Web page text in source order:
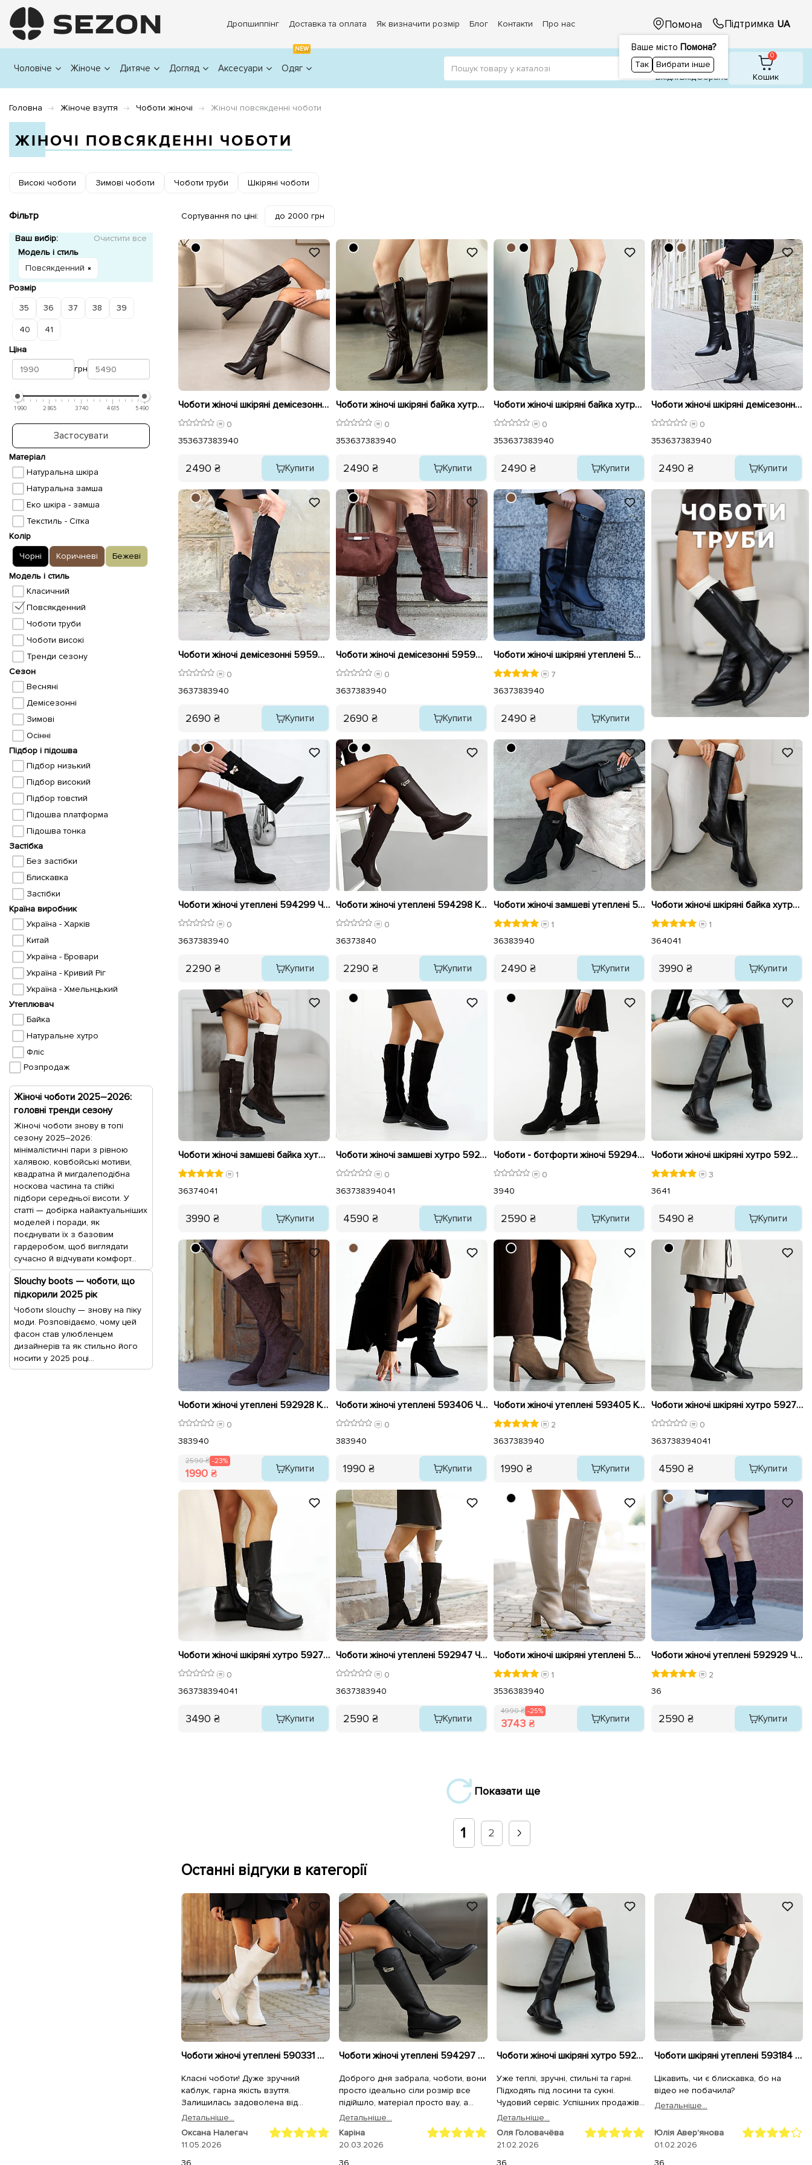
Дропшиппінг Доставка та оплата Як визначити розмір Блог Контакти Про нас Помона
Ваше місто Помона?
Так Вибрати інше
Підтримка UA
Чоловіче Жіноче Дитяче Догляд Аксесуари
NEW
Одяг
1
ВхідніВхiдОбране
0
Кошик
Головна Жіноче взуття Чоботи жіночі Жіночі повсякденні чоботи
ЖІНОЧІ ПОВСЯКДЕННІ ЧОБОТИ
Високі чоботи Зимові чоботи Чоботи труби Шкіряні чоботи
Фільтр
Ваш вибір:
Очистити все
Модель і стиль
Повсякденний
Розмір
35
36 37 38 39
40
41
Ціна
грн
1 990 2 865 3 740 4 615 5 490
Застосувати
Матеріал
Натуральна шкіра
Натуральна замша
Еко шкіра - замша
Текстиль - Сітка
Колір
Чорні
Коричневі
Бежеві
Модель і стиль
Класичний
Повсякденний
Чоботи труби
Чоботи високі
Тренди сезону
Сезон
Весняні
Демісезонні
Зимові
Осінні
Підбор і підошва
Підбор низький
Підбор високий
Підбор товстий
Підошва платформа
Підошва тонка
Застібка
Без застібки
Блискавка
Застібки
Країна виробник
Україна - Харків
Китай
Україна - Бровари
Україна - Кривий Ріг
Україна - Хмельнцький
Утеплювач
Байка
Натуральне хутро
Фліс
Розпродаж
Жіночі чоботи 2025–2026:
головні тренди сезону
Жіночі чоботи знову в топі
сезону 2025–2026:
мінімалістичні пари з рівною
халявою, ковбойські мотиви,
квадратна й мигдалеподібна
носкова частина та стійкі
підбори середньої висоти. У
статті — добірка найактуальніших
моделей і поради, як
поєднувати їх з базовим
гардеробом, щоб виглядати
сучасно й відчувати комфорт...
Slouchy boots — чоботи, що
підкорили 2025 рік
Чоботи slouchy — знову на піку
моди. Розповідаємо, чому цей
фасон став улюбленцем
дизайнерів та як стильно його
носити у 2025 році...
Сортування по ціні: до 2000 грн
Чоботи жіночі шкіряні демісезонні 595856 Коричневі
0
353637383940
2490 ₴ Купити
Чоботи жіночі шкіряні байка хутро 595855 Коричневі
0
353637383940
2490 ₴ Купити
Чоботи жіночі шкіряні байка хутро 595854 Чорні
0
353637383940
2490 ₴ Купити
Чоботи жіночі шкіряні демісезонні 595853 Чорні
0
353637383940
2490 ₴ Купити
Чоботи жіночі демісезонні 595948 Чорні
0
3637383940
2690 ₴ Купити
Чоботи жіночі демісезонні 595947 Коричневі
0
3637383940
2690 ₴ Купити
Чоботи жіночі шкіряні утеплені 590332 Чорні
7
3637383940
2490 ₴ Купити
Чоботи жіночі утеплені 594299 Чорні
0
3637383940
2290 ₴ Купити
Чоботи жіночі утеплені 594298 Коричневі
0
36373840
2290 ₴ Купити
Чоботи жіночі замшеві утеплені 594071 Чорні
1
36383940
2490 ₴ Купити
Чоботи жіночі шкіряні байка хутро 592641 Чорний
1
364041
3990 ₴ Купити
Чоботи жіночі замшеві байка хутро 592642 Коричневий
1
36374041
3990 ₴ Купити
Чоботи жіночі замшеві хутро 592734 Чорні
0
363738394041
4590 ₴ Купити
Чоботи - ботфорти жіночі 592940 Чорні
0
3940
2590 ₴ Купити
Чоботи жіночі шкіряні хутро 592654 Чорний
3
3641
5490 ₴ Купити
Чоботи жіночі утеплені 592928 Коричневі розпродаж
0
383940
2590 ₴ -23%
1990 ₴ Купити
Чоботи жіночі утеплені 593406 Чорні
0
383940
1990 ₴ Купити
Чоботи жіночі утеплені 593405 Коричневі
2
3637383940
1990 ₴ Купити
Чоботи жіночі шкіряні хутро 592735 Чорні
0
363738394041
4590 ₴ Купити
Чоботи жіночі шкіряні хутро 592725 Чорні
0
363738394041
3490 ₴ Купити
Чоботи жіночі утеплені 592947 Чорні
0
3637383940
2590 ₴ Купити
Чоботи жіночі шкіряні утеплені 592648 Бежеві розпродаж
1
3536383940
4990 ₴ -25%
3743 ₴ Купити
Чоботи жіночі утеплені 592929 Чорні
2
36
2590 ₴ Купити
Показати ще
1 2
Останні відгуки в категорії
Чоботи жіночі утеплені 590331 Молочні
Класні чоботи! Дуже зручний
каблук, гарна якість взуття.
Залишилась задоволена від
покупки на всі 100%. Дякую!
Детальнiше...
Оксана Налегач
11.05.2026
Чоботи жіночі утеплені 594297 Чорні
Доброго дня забрала, чоботи, вони
просто ідеально сіли розмір все
підійшло, матеріал просто вау, а
доставка була максимально
швидкою, дуже вам дякую 🙏🫂
Детальнiше...
Каріна
20.03.2026
Чоботи жіночі шкіряні хутро 592654 Чорний
Уже теплі, зручні, стильні та гарні.
Підходять під лосини та сукні.
Чудовий сервіс. Успішних продажів
💫
Детальнiше...
Оля Головачёва
21.02.2026
Чоботи шкіряні утеплені 593184 Коричневі
Цікавить, чи є блискавка, бо на
відео не побачила?
Детальнiше...
Юлія Авер'янова
01.02.2026